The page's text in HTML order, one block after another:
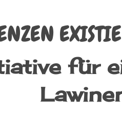
für